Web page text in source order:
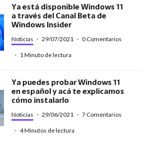
Ya está disponible Windows 11
a través del Canal Beta de
Windows Insider
Noticias · 29/07/2021 · 0 Comentarios
· 1 Minuto de lectura
Ya puedes probar Windows 11
en español y acá te explicamos
cómo instalarlo
Noticias · 29/06/2021 · 7 Comentarios
· 4 Minutos de lectura